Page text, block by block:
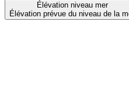
Élévation niveau mer
Élévation prévue du niveau de la